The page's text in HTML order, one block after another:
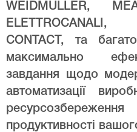
WEIDMULLER,
CONTACT, та
максимально
завдання щодо
автоматизації
продуктивності